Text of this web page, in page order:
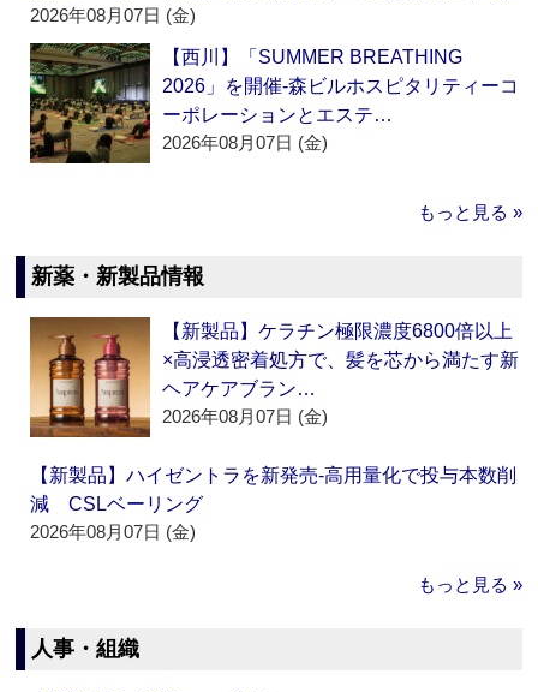
2026年08月07日 (金)
【西川】「SUMMER BREATHING
2026」を開催‐森ビルホスピタリティーコ
ーポレーションとエステ…
2026年08月07日 (金)
もっと見る »
新薬・新製品情報
【新製品】ケラチン極限濃度6800倍以上
×高浸透密着処方で、髪を芯から満たす新
ヘアケアブラン…
2026年08月07日 (金)
【新製品】ハイゼントラを新発売‐高用量化で投与本数削
減 CSLベーリング
2026年08月07日 (金)
もっと見る »
人事・組織